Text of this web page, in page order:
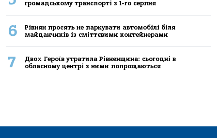
громадському транспорті з 1-го серпня
6
Рівнян просять не паркувати автомобілі біля
майданчиків із сміттєвими контейнерами
7
Двох Героїв утратила Рівненщина: сьогодні в
обласному центрі з ними попрощаються